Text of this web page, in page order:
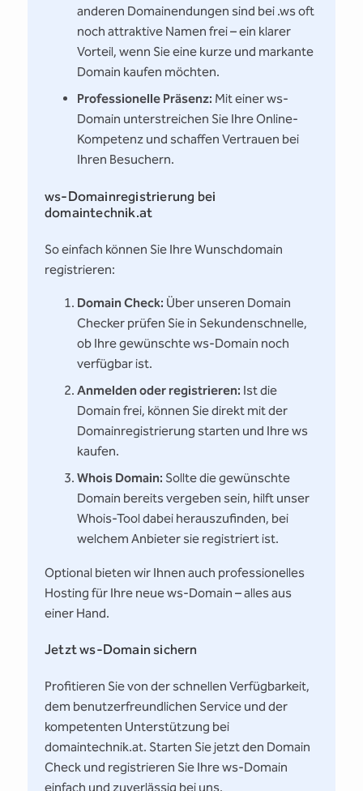
anderen Domainendungen sind bei .ws oft
noch attraktive Namen frei – ein klarer
Vorteil, wenn Sie eine kurze und markante
Domain kaufen möchten.
Professionelle Präsenz: Mit einer ws-
Domain unterstreichen Sie Ihre Online-
Kompetenz und schaffen Vertrauen bei
Ihren Besuchern.
ws-Domainregistrierung bei
domaintechnik.at
So einfach können Sie Ihre Wunschdomain
registrieren:
Domain Check: Über unseren Domain
Checker prüfen Sie in Sekundenschnelle,
ob Ihre gewünschte ws-Domain noch
verfügbar ist.
Anmelden oder registrieren: Ist die
Domain frei, können Sie direkt mit der
Domainregistrierung starten und Ihre ws
kaufen.
Whois Domain: Sollte die gewünschte
Domain bereits vergeben sein, hilft unser
Whois-Tool dabei herauszufinden, bei
welchem Anbieter sie registriert ist.
Optional bieten wir Ihnen auch professionelles
Hosting für Ihre neue ws-Domain – alles aus
einer Hand.
Jetzt ws-Domain sichern
Profitieren Sie von der schnellen Verfügbarkeit,
dem benutzerfreundlichen Service und der
kompetenten Unterstützung bei
domaintechnik.at. Starten Sie jetzt den Domain
Check und registrieren Sie Ihre ws-Domain
einfach und zuverlässig bei uns.